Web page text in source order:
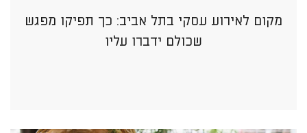
מקום לאירוע עסקי בתל אביב: כך תפיקו מפגש
שכולם ידברו עליו